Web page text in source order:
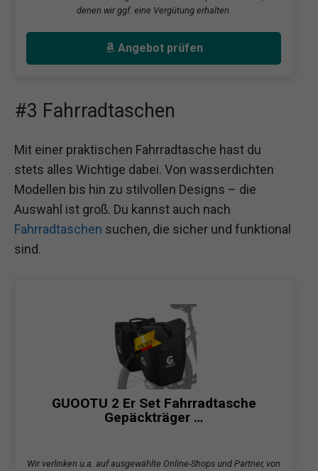
denen wir ggf. eine Vergütung erhalten.
Angebot prüfen
#3 Fahrradtaschen
Mit einer praktischen Fahrradtasche hast du
stets alles Wichtige dabei. Von wasserdichten
Modellen bis hin zu stilvollen Designs – die
Auswahl ist groß. Du kannst auch nach
Fahrradtaschen suchen, die sicher und funktional
sind.
GUOOTU 2 Er Set Fahrradtasche
Gepäckträger …
Wir verlinken u.a. auf ausgewählte Online-Shops und Partner, von